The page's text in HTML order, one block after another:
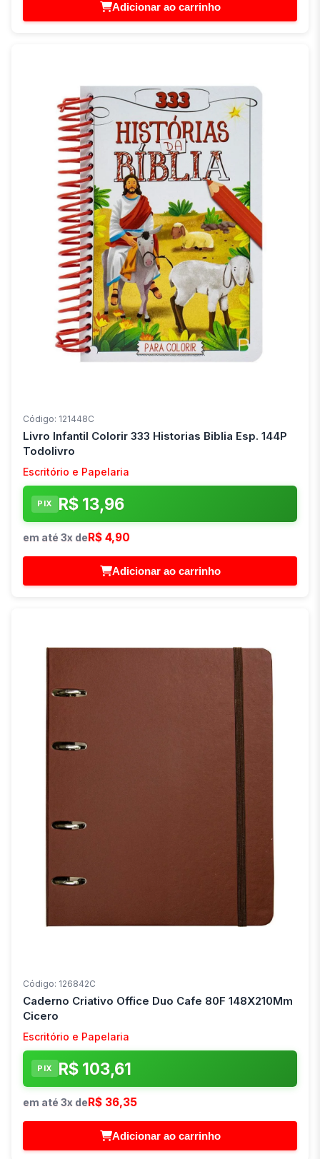
Adicionar ao carrinho
Código: 121448C
Livro Infantil Colorir 333 Historias Biblia Esp. 144P
Todolivro
Escritório e Papelaria
PIX R$ 13,96
em até 3x de R$ 4,90
Adicionar ao carrinho
Código: 126842C
Caderno Criativo Office Duo Cafe 80F 148X210Mm
Cicero
Escritório e Papelaria
PIX R$ 103,61
em até 3x deR$ 36,35
Adicionar ao carrinho